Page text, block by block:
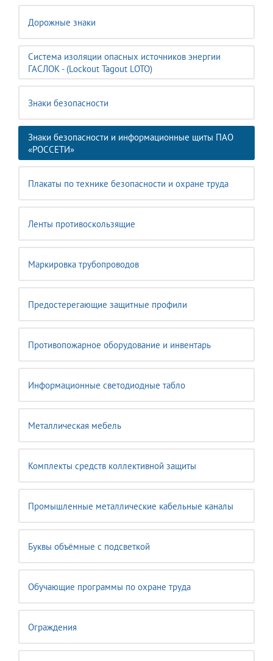
Дорожные знаки
Система изоляции опасных источников энергии
ГАСЛОК - (Lockout Tagout LOTO)
Знаки безопасности
Знаки безопасности и информационные щиты ПАО
«РОССЕТИ»
Плакаты по технике безопасности и охране труда
Ленты противоскользящие
Маркировка трубопроводов
Предостерегающие защитные профили
Противопожарное оборудование и инвентарь
Информационные светодиодные табло
Металлическая мебель
Комплекты средств коллективной защиты
Промышленные металлические кабельные каналы
Буквы объёмные с подсветкой
Обучающие программы по охране труда
Ограждения